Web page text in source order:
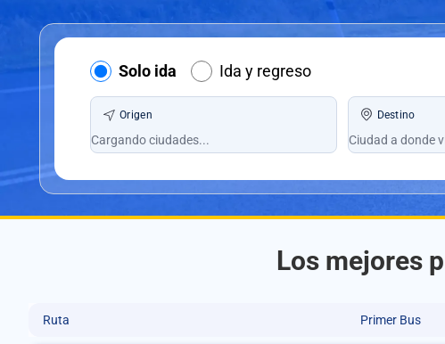
Solo ida Ida y regreso
Origen Destino
Los mejores
Ruta Primer Bus